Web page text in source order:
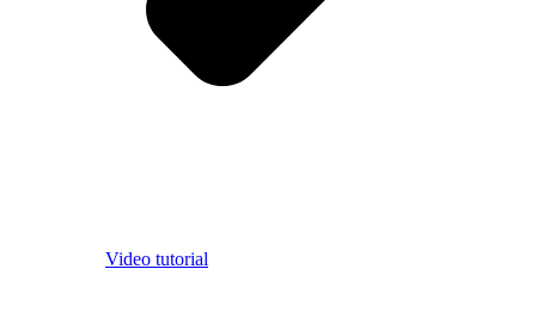
Video tutorial